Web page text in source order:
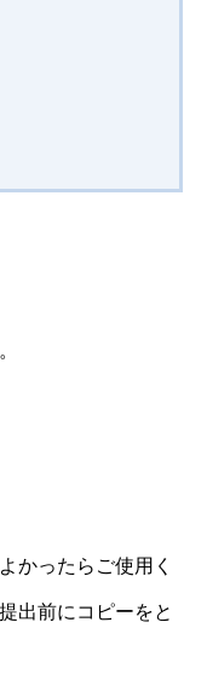
かったらご使用く
出前にコピーをと